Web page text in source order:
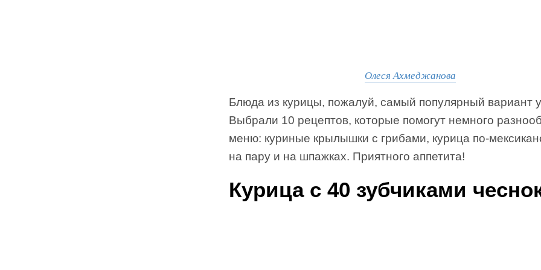
Олеся Ахмеджанова
Блюда из курицы, пожалуй, самый популярный вариант
Выбрали 10 рецептов, которые помогут немного
меню: куриные крылышки с грибами, курица по-
на пару и на шпажках. Приятного аппетита!
Курица с 40 зубчиками